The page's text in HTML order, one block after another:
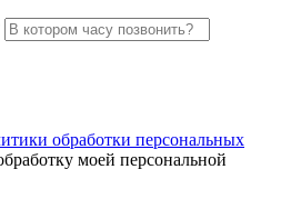
обработки персональных
моей персональной